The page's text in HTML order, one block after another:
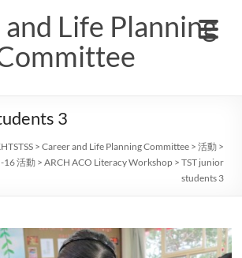
Life Planning
3
>Career and Life Planning Committee >活動 >
16 活動>ARCH ACO Literacy Workshop >TST junior
students 3